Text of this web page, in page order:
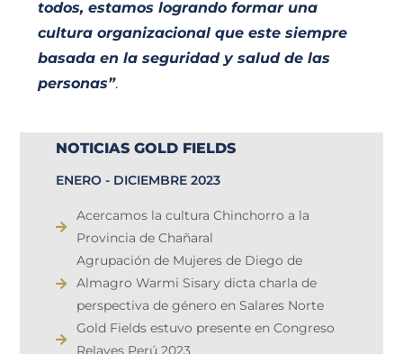
todos, estamos logrando formar una
cultura organizacional que este siempre
basada en la seguridad y salud de las
personas”.
NOTICIAS GOLD FIELDS
ENERO - DICIEMBRE 2023
Acercamos la cultura Chinchorro a la
Provincia de Chañaral ​
Agrupación de Mujeres de Diego de
Almagro Warmi Sisary dicta charla de
perspectiva de género en Salares Norte
Gold Fields estuvo presente en Congreso
Relaves Perú 2023 ​